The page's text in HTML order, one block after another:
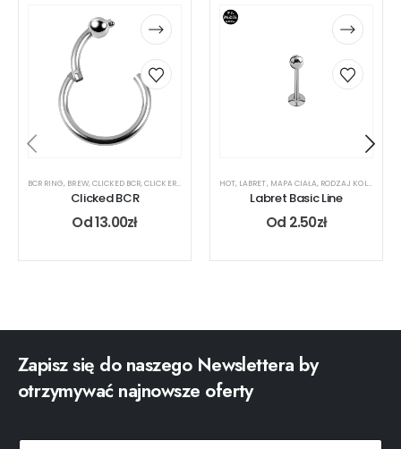
BCR RING, BREW, CLICKED BCR,CLICKER,MAPA CIAŁA,NOS,RODZAJ KOLCZYKA,UCHO, USTA
Clicked BCR
Od13.00zł
HOT, LABRET, MAPA CIAŁA, RODZAJ KOLCZYKA
Labret Basic Line
Od 2.50zł
Zapisz się do naszego Newslettera by
otrzymywać najnowsze oferty